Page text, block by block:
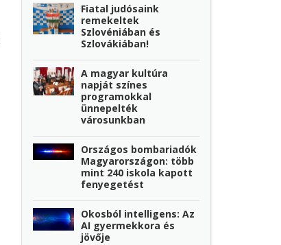
Fiatal judósaink
remekeltek
Szlovéniában és
Szlovákiában!
A magyar kultúra
napját színes
programokkal
ünnepelték
városunkban
Országos bombariadók
Magyarországon: több
mint 240 iskola kapott
fenyegetést
Okosból intelligens: Az
AI gyermekkora és
jövője